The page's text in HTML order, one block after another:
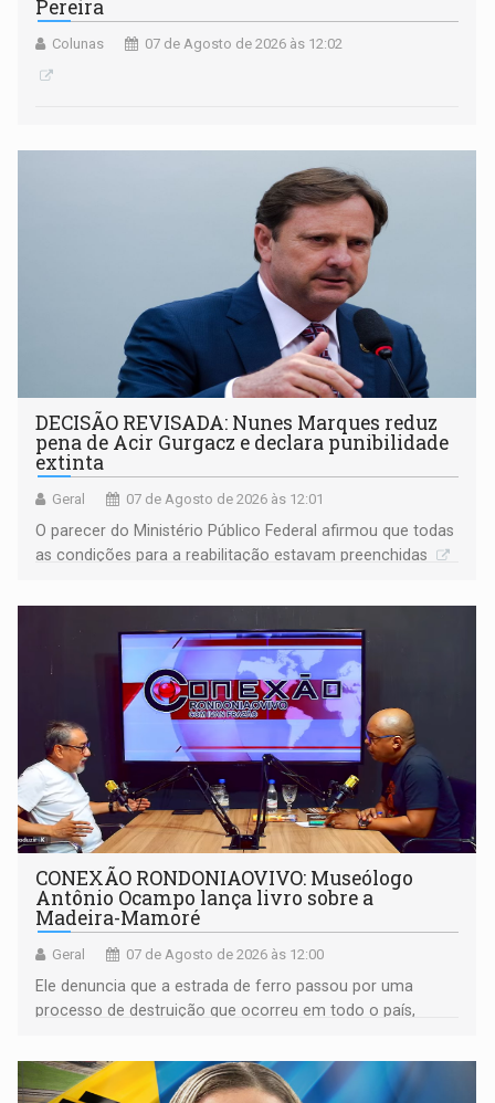
Pereira
Colunas 07 de Agosto de 2026 às 12:02
DECISÃO REVISADA: Nunes Marques reduz
pena de Acir Gurgacz e declara punibilidade
extinta
Geral 07 de Agosto de 2026 às 12:01
O parecer do Ministério Público Federal afirmou que todas
as condições para a reabilitação estavam preenchidas
CONEXÃO RONDONIAOVIVO: Museólogo
Antônio Ocampo lança livro sobre a
Madeira-Mamoré
Geral 07 de Agosto de 2026 às 12:00
Ele denuncia que a estrada de ferro passou por uma
processo de destruição que ocorreu em todo o país,